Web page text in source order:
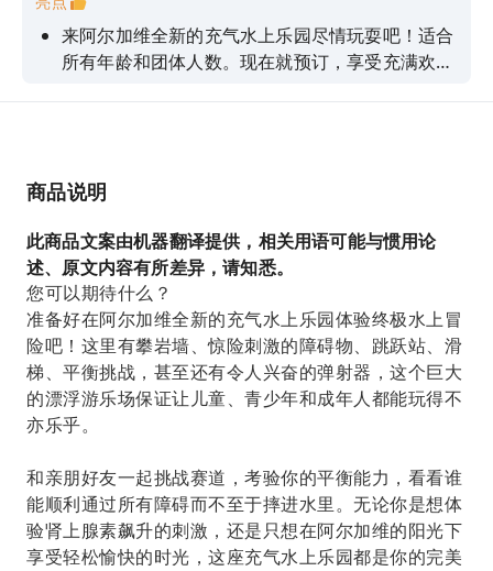
来阿尔加维全新的充气水上乐园尽情玩耍吧！适合
所有年龄和团体人数。现在就预订，享受充满欢笑
商品说明
此商品文案由机器翻译提供，相关用语可能与惯用论
述、原文内容有所差异，请知悉。
您可以期待什么？
准备好在阿尔加维全新的充气水上乐园体验终极水上冒
险吧！这里有攀岩墙、惊险刺激的障碍物、跳跃站、滑
梯、平衡挑战，甚至还有令人兴奋的弹射器，这个巨大
的漂浮游乐场保证让儿童、青少年和成年人都能玩得不
亦乐乎。
和亲朋好友一起挑战赛道，考验你的平衡能力，看看谁
能顺利通过所有障碍而不至于摔进水里。无论你是想体
验肾上腺素飙升的刺激，还是只想在阿尔加维的阳光下
享受轻松愉快的时光，这座充气水上乐园都是你的完美